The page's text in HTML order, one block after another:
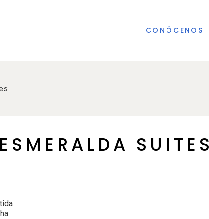
CONÓCENOS
SUITES